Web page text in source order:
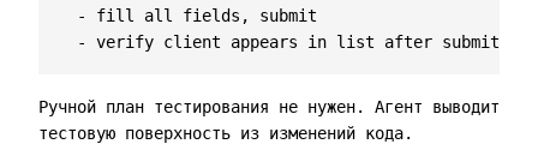
- fill all fields, submit
- verify client appears in list after submit
Ручной план тестирования не нужен. Агент выводит
тестовую поверхность из изменений кода.